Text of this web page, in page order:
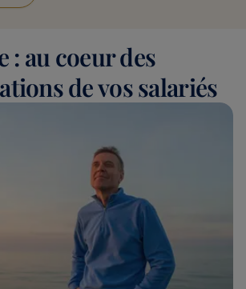
: au coeur des
de vos salariés